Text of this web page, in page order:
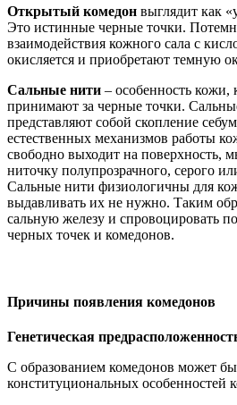
Открытый комедон выглядит как
Это истинные черные точки.
взаимодействия кожного сала с
окисляется и приобретают темную
Сальные нити – особенность кожи,
принимают за черные точки.
представляют собой скопление
естественных механизмов работы
свободно выходит на поверхность,
ниточку полупрозрачного, серого
Сальные нити физиологичны для
выдавливать их не нужно. Таким
сальную железу и спровоцировать
черных точек и комедонов.
Причины появления комедонов
Генетическая
С образованием комедонов может
конституциональных особенностей